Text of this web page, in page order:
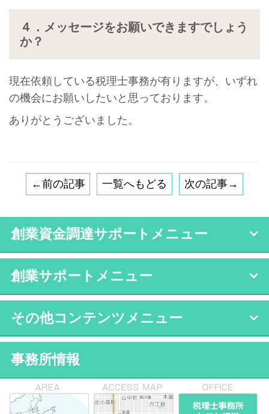
４．メッセージをお願いできますでしょう
か？
現在依頼している税理士事務が有りますが、いずれ
の機会にお願いしたいと思っております。
ありがとうございました。
←前の記事 一覧へもどる 次の記事→
創業資金調達サポートメニュー
創業サポートメニュー
その他コンテンツメニュー
事務所情報